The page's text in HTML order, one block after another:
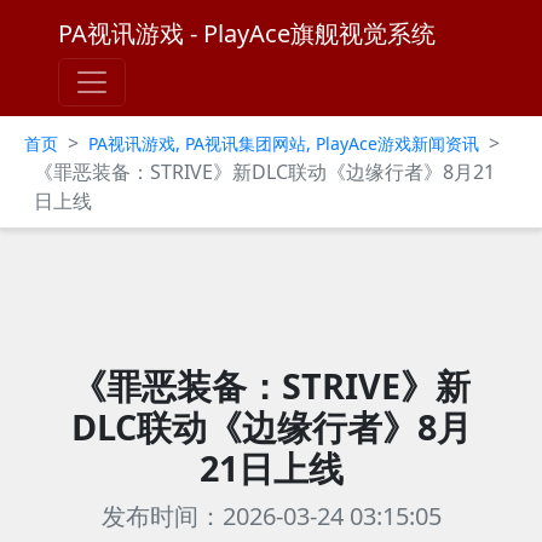
PA视讯游戏 - PlayAce旗舰视觉系统
首页 > PA视讯游戏, PA视讯集团网站, PlayAce游戏新闻资讯 >
《罪恶装备：STRIVE》新DLC联动《边缘行者》8月21
日上线
《罪恶装备：STRIVE》新
DLC联动《边缘行者》8月
21日上线
发布时间：2026-03-24 03:15:05